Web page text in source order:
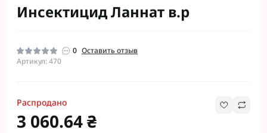
Инсектицид Ланнат в.р
0 Оставить отзыв
Артикул: 470
Распродано
3 060.64 ₴